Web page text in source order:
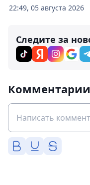
22:49, 05 августа 2026
Следите за
Комментарии